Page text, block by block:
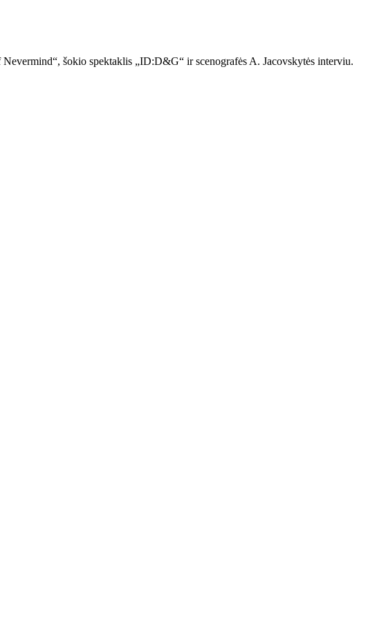
šokio spektaklis „ID:D&G“ ir scenografės A. Jacovskytės interviu.